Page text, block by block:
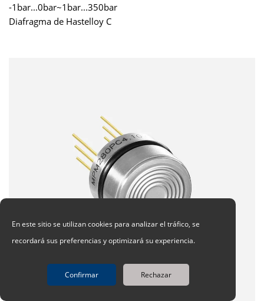
-1bar...0bar~1bar...350bar
Diafragma de Hastelloy C
En este sitio se utilizan cookies para analizar el tráfico, se
recordará sus preferencias y optimizará su experiencia.
Confirmar Rechazar